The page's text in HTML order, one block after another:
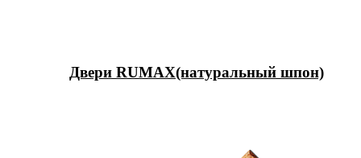
Двери RUMAX(натуральный шпон)